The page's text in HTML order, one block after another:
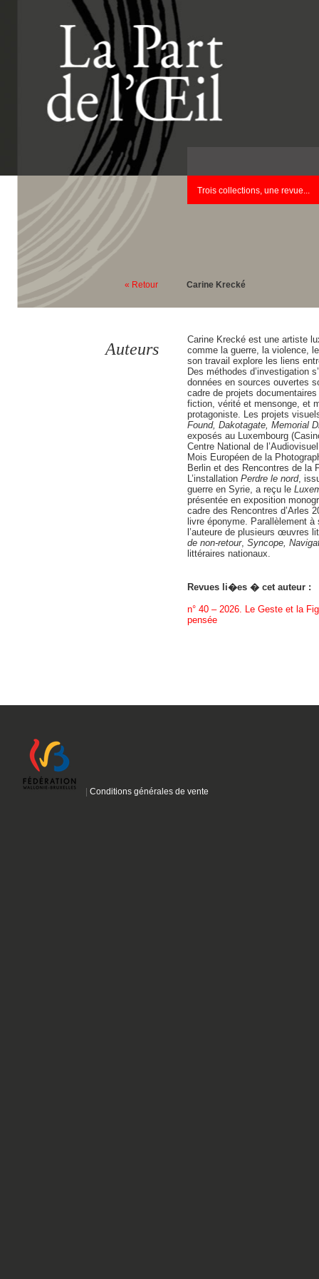
Trois collections, une revue...
« Retour Carine Krecké
Auteurs
Carine Krecké est une artiste
comme la guerre, la violence,
son travail explore les liens
Des méthodes d’investigation
données en sources ouvertes
cadre de projets
fiction, vérité et mensonge, et
protagoniste. Les projets
Found, Dakotagate, Memorial
exposés au Luxembourg
Centre National de
Mois Européen de la
Berlin et des Rencontres de la
L’installation Perdre le nord,
guerre en Syrie, a reçu le
présentée en exposition
cadre des Rencontres d’Arles
livre éponyme. Parallèlement
l’auteure de plusieurs œuvres
de non-retour, Syncope,
littéraires nationaux.
Revues li�es � cet auteur :
n° 40 – 2026. Le Geste et la
pensée
Conditions générales de vente